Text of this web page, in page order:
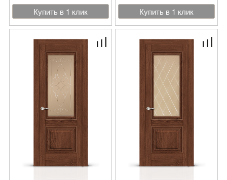
Купить в 1 клик
Купить в 1 клик